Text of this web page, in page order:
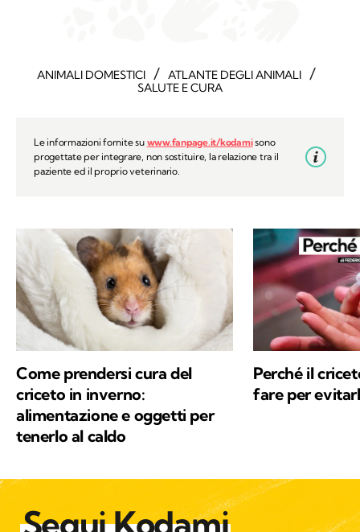
ANIMALI DOMESTICI / ATLANTE DEGLI ANIMALI /
SALUTE E CURA
Le informazioni fornite su www.fanpage.it/kodamisono
progettate per integrare, non sostituire, la relazione tra il
paziente ed il proprio veterinario.
Come prendersi cura del
criceto in inverno:
alimentazione e oggetti per
tenerlo al caldo
Perché il
fare per